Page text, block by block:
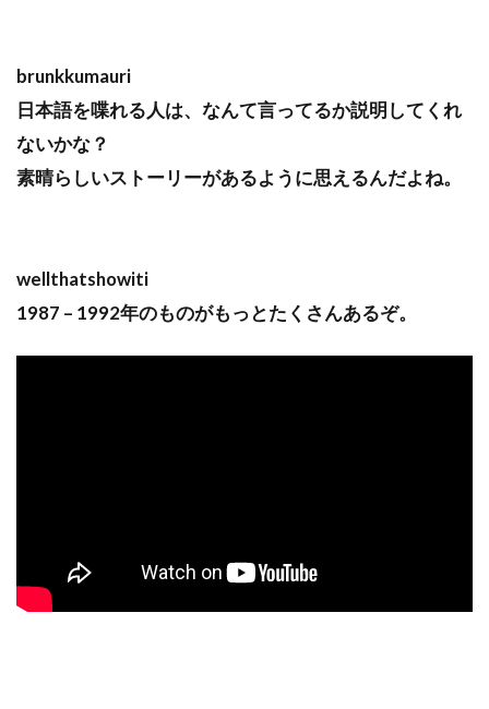
brunkkumauri
日本語を喋れる人は、なんて言ってるか説明してくれ
ないかな？
素晴らしいストーリーがあるように思えるんだよね。
wellthatshowiti
1987 – 1992年のものがもっとたくさんあるぞ。